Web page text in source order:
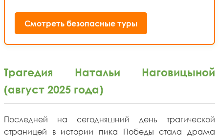
Смотреть безопасные туры
Трагедия Натальи Наговицыной
(август 2025 года)
Последней на сегодняшний день трагической
страницей в истории пика Победы стала драма